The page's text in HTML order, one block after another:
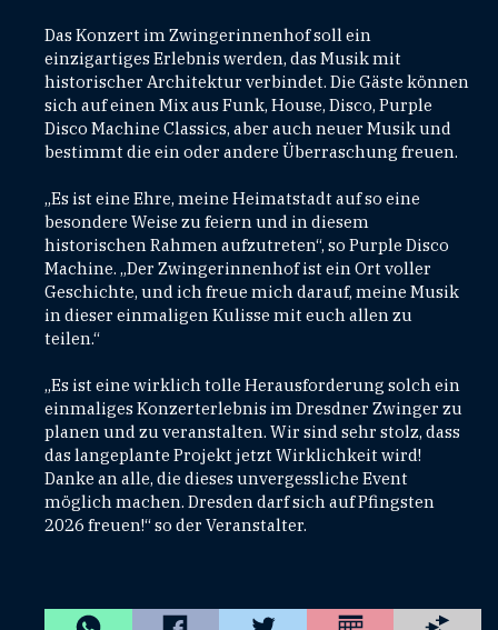
Das Konzert im Zwingerinnenhof soll ein
einzigartiges Erlebnis werden, das Musik mit
historischer Architektur verbindet. Die Gäste können
sich auf einen Mix aus Funk, House, Disco, Purple
Disco Machine Classics, aber auch neuer Musik und
bestimmt die ein oder andere Überraschung freuen.
„Es ist eine Ehre, meine Heimatstadt auf so eine
besondere Weise zu feiern und in diesem
historischen Rahmen aufzutreten“, so Purple Disco
Machine. „Der Zwingerinnenhof ist ein Ort voller
Geschichte, und ich freue mich darauf, meine Musik
in dieser einmaligen Kulisse mit euch allen zu
teilen.“
„Es ist eine wirklich tolle Herausforderung solch ein
einmaliges Konzerterlebnis im Dresdner Zwinger zu
planen und zu veranstalten. Wir sind sehr stolz, dass
das langeplante Projekt jetzt Wirklichkeit wird!
Danke an alle, die dieses unvergessliche Event
möglich machen. Dresden darf sich auf Pfingsten
2026 freuen!“ so der Veranstalter.